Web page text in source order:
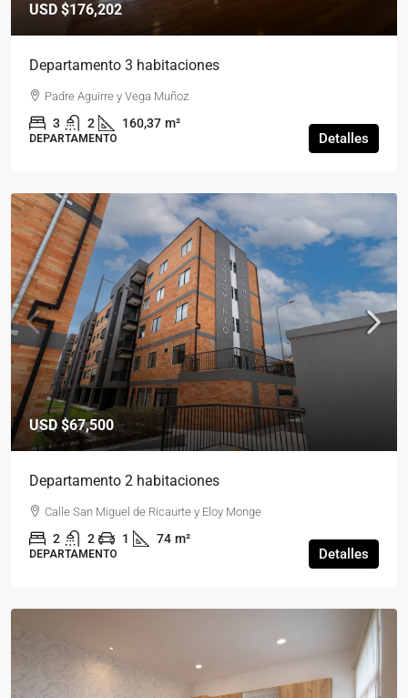
USD $176,202
Departamento 3 habitaciones
Padre Aguirre y Vega Muñoz
3 2 160,37 m²
DEPARTAMENTO Detalles
USD$67,500
Departamento 2 habitaciones
Calle San Miguel de Ricaurte y Eloy Monge
2 2 1 74 m²
DEPARTAMENTO Detalles